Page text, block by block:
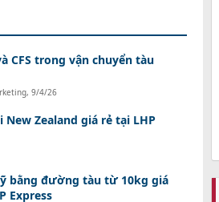
CFS trong vận chuyển tàu
, 9/4/26
New Zealand giá rẻ tại LHP
bằng đường tàu từ 10kg giá
Express